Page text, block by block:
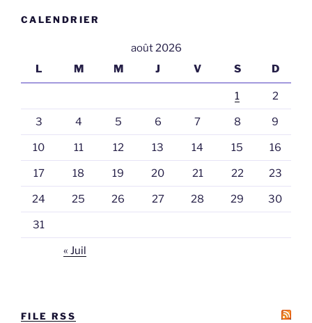
CALENDRIER
août 2026
L
M M J V S D
1 2
3 4 5 6 7 8 9
10 11 12 13 14 15 16
17 18 19 20 21 22 23
24 25 26 27 28 29 30
31
« Juil
FILE RSS